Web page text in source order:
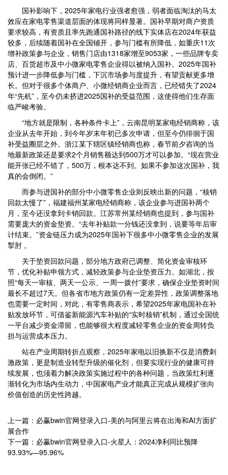
国补影响下，2025年家电行业强者愈强，弱者面临淘汰的马太
效应在家电零售渠道层面的体现将同样显著。国补早期对商户资质
要求较高，有资质且率先跑通国补路径的线下实体店在2024年获益
较多，后续随着国补在全国铺开，参与门槛有所降低，如重庆11次
增补政策参与企业，销售门店由1318家增至9053家，一些品牌专卖
店、百货超市及中小微家电零售企业得以被纳入国补。2025年国补
预计进一步降低参与门槛，下沉市场参与度提升，有望贡献更多增
长。但对于很多个体商户、小微经销商企业而言，已经错失了2024
年“先机”，至今仍未挤进2025国补的受益范围，这使得他们生存面
临严峻考验。
“地方就是限制，各种条件卡上”，云南昆明某家电经销商称，该
企业从去年开始，到今年岁末年初已多次申请，但至今仍徘徊于国
补受益圈层之外。浙江某下辖区镇经销商也称，春节前夕咨询的当
地最新政策还是要求2个月销售额达到500万才可以参加。“现在营业
能开张已经不错了，500万，根本达不到。如果不参加这次国补，我
真的会倒闭。”
而参与进国补的部分中小微零售企业则反映出新的问题，“核销
回款太慢了”，福建福州某家电经销商称，该企业参与进国补两个
月，至今还没拿到卡销回款。江苏常州某经销商也提到，参与国补
需要庞大的资金垫资。“去年补贴款一分钱还没拿到，说要等年后审
计结束。”资金链压力成为2025年国补下很多中小微零售企业的发展
掣肘 。
关于垫资回款问题，部分地方政府已调整、简化资金审核环
节，优化补贴申领方式，减轻政策参与企业垫资压力。如湖北，按
照“每天一审核、两天一公示、一周一拨付”要求，确保企业垫资时间
最长不超过7天。但各省市地方政策仍有一定差异性，政策调整落地
也需要一定时间，对此，有零售商表示，希望2025年家电国补在补
贴发放环节，可借鉴新能源汽车补贴的“实时核销”机制，通过全国统
一平台减少资金滞留，也能够很大程度减轻零售企业的资金周转负
担与运营成本压力。
站在产业周期转折点观察，2025年家电以旧换新不仅是消费刺
激政策，更是制造业转型升级的催化剂，但要实现行业的健康可持
续发展，也须着力解决政策实施过程中的各种问题，当政策红利逐
渐转化为市场内生动力，中国家电产业才能真正完成从规模扩张向
价值创造的历史性跨越。
上一篇：必赢bwin官网登录入口-美的与阿里云将在出海和AI方面扩
展合作
下一篇：必赢bwin官网登录入口-火星人：2024净利同比预降
93.93%—95.96%